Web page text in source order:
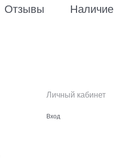
Отзывы Наличие
Личный кабинет
Вход